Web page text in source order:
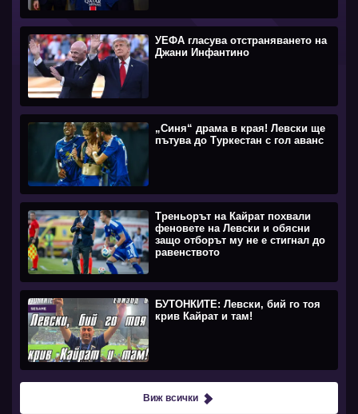
УЕФА гласува отстраняването на
Джани Инфантино
„Синя“ драма в края! Левски ще
пътува до Туркестан с гол аванс
Треньорът на Кайрат похвали
феновете на Левски и обясни
защо отборът му не е стигнал до
равенството
БУТОНКИТЕ: Левски, бий го тоя
крив Кайрат и там!
Виж всички